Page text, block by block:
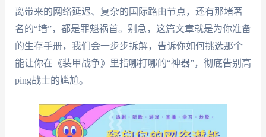
离带来的网络延迟、复杂的国际路由节点，还有那堵著
名的“墙”，都是罪魁祸首。别急，这篇文章就是为你准备
的生存手册，我们会一步步拆解，告诉你如何挑选那个
能让你在《装甲战争》里指哪打哪的“神器”，彻底告别高
ping战士的尴尬。